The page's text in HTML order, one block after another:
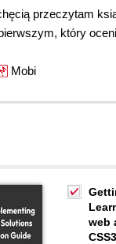
przeczytam
który
web